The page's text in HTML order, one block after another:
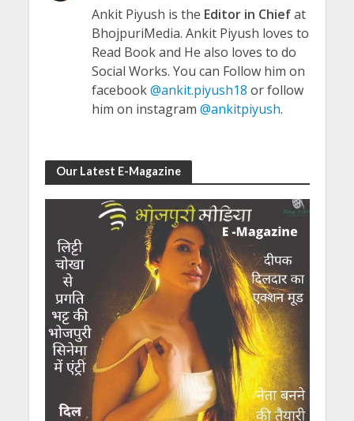
Ankit Piyush is the Editor in Chiefat
BhojpuriMedia. Ankit Piyush loves to
Read Book and He also loves to do
Social Works. You can Follow him on
facebook@ankit.piyush18 or follow
him on instagram @ankitpiyush.
Our Latest E-Magazine